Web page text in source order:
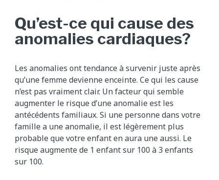
Qu’est-ce qui cause des
anomalies cardiaques?
Les anomalies ont tendance à survenir juste après
qu’une femme devienne enceinte. Ce qui les cause
n’est pas vraiment clair. Un facteur qui semble
augmenter le risque d’une anomalie est les
antécédents familiaux. Si une personne dans votre
famille a une anomalie, il est légèrement plus
probable que votre enfant en aura une aussi. Le
risque augmente de 1 enfant sur 100 à 3 enfants
sur 100.